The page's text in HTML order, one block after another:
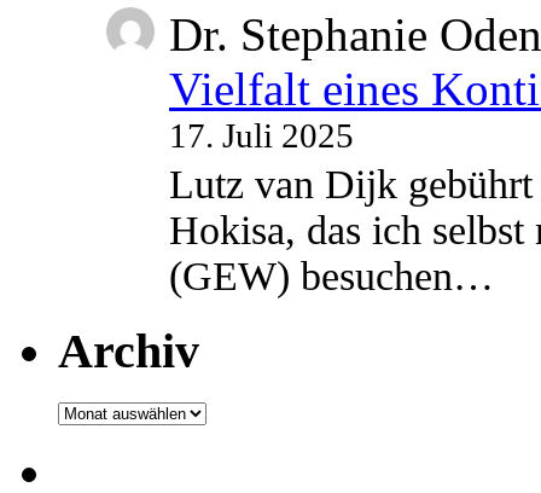
Dr. Stephanie
Vielfalt eines
17. Juli 2025
Lutz van Dijk
Hokisa, das ich
(GEW) besuchen…
Archiv
Archiv